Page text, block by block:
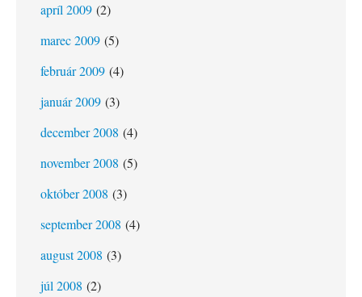
apríl 2009 (2)
marec 2009 (5)
február 2009 (4)
január 2009 (3)
december 2008 (4)
november 2008 (5)
október 2008 (3)
september 2008 (4)
august 2008 (3)
júl 2008 (2)